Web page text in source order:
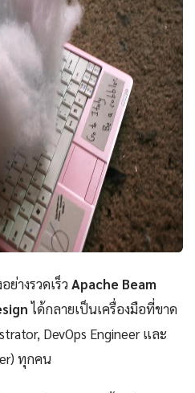
างรวดเร็วApache Beam
ได้กลายเป็นเครื่องมือที่ขาด
DevOps Engineer และ
ทุกคน